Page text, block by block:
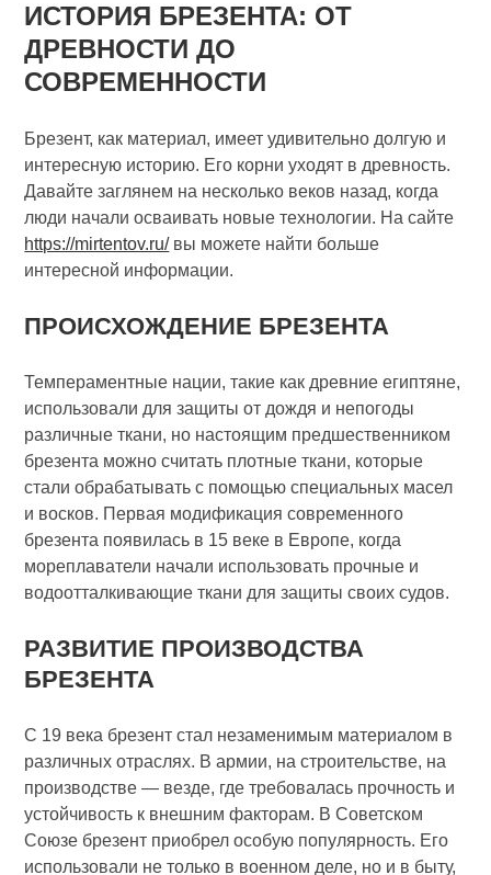
ИСТОРИЯ БРЕЗЕНТА: ОТ
ДРЕВНОСТИ ДО
СОВРЕМЕННОСТИ
Брезент, как материал, имеет удивительно долгую и
интересную историю. Его корни уходят в древность.
Давайте заглянем на несколько веков назад, когда
люди начали осваивать новые технологии. На сайте
https://mirtentov.ru/вы можете найти больше
интересной информации.
ПРОИСХОЖДЕНИЕ БРЕЗЕНТА
Темпераментные нации, такие как древние египтяне,
использовали для защиты от дождя и непогоды
различные ткани, но настоящим предшественником
брезента можно считать плотные ткани, которые
стали обрабатывать с помощью специальных масел
и восков. Первая модификация современного
брезента появилась в 15 веке в Европе, когда
мореплаватели начали использовать прочные и
водоотталкивающие ткани для защиты своих судов.
РАЗВИТИЕ ПРОИЗВОДСТВА
БРЕЗЕНТА
С 19 века брезент стал незаменимым материалом в
различных отраслях. В армии, на строительстве, на
производстве — везде, где требовалась прочность и
устойчивость к внешним факторам. В Советском
Союзе брезент приобрел особую популярность. Его
использовали не только в военном деле, но и в быту,